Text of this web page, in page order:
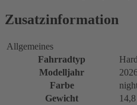
Zusatzinformation
Allgemeines
Fahrradtyp
Modelljahr
Farbe
Gewicht